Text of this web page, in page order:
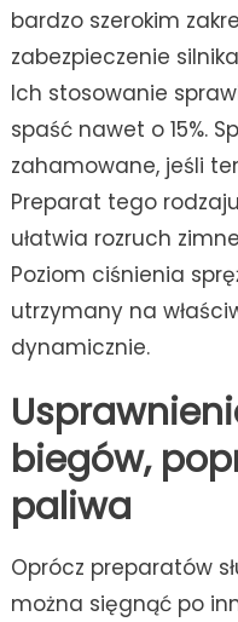
bardzo szerokim
zabezpieczenie
Ich stosowanie
spaść nawet o 15%.
zahamowane, jeśli
Preparat tego
ułatwia rozruch
Poziom ciśnienia
utrzymany na
dynamicznie.
biegów,
paliwa
Oprócz preparatów
można sięgnąć po